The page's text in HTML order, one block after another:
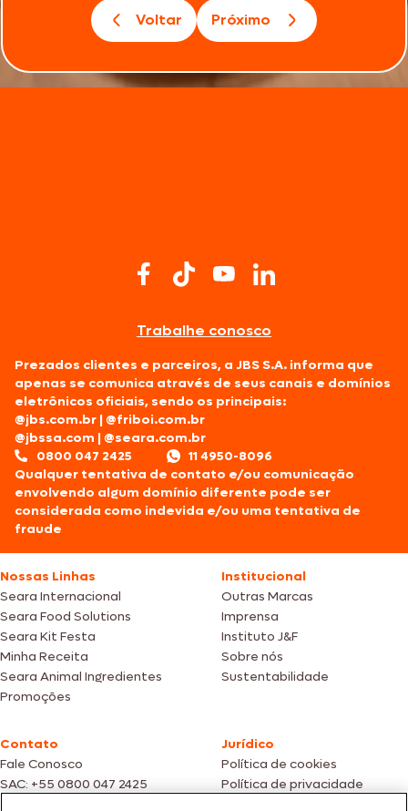
Voltar Próximo
Trabalhe conosco
Prezados clientes e parceiros, a JBS S.A. informa que
apenas se comunica através de seus canais e domínios
eletrônicos oficiais, sendo os principais:
@jbs.com.br |@friboi.com.br
@jbssa.com |@seara.com.br
0800 047 2425
11 4950-8096
Qualquer tentativa de contato e/ou comunicação
envolvendo algum domínio diferente pode ser
considerada como indevida e/ou uma tentativa de
fraude
Nossas Linhas
Seara Internacional
Seara Food Solutions
Seara Kit Festa
Minha Receita
Seara Animal Ingredientes
Promoções
Institucional
Outras Marcas
Imprensa
Instituto J&F
Sobre nós
Sustentabilidade
Contato
Fale Conosco
SAC: +55 0800 047 2425
Jurídico
Política de cookies
Política de privacidade